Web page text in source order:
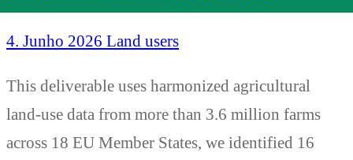
4. Junho 2026 Land users
This deliverable uses harmonized agricultural
land-use data from more than 3.6 million farms
across 18 EU Member States, we identified 16